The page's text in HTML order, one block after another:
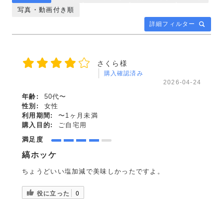
詳細フィルター
写真・動画付き順
さくら様
購入確認済み
2026-04-24
年齢:
50代〜
性別:
女性
利用期間:
〜1ヶ月未満
購入目的:
ご自宅用
満足度
縞ホッケ
ちょうどいい塩加減で美味しかったですよ。
役に立った 0